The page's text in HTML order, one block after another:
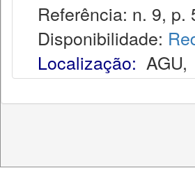
Referência: n. 9, p.
Disponibilidade:
Localização: AGU,